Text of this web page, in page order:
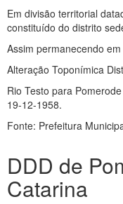
Em divisão territorial
constituído do distrito
Assim permanecendo
Alteração Toponímica
Rio Testo para
19-12-1958.
Fonte: Prefeitura
DDD de
Catarina